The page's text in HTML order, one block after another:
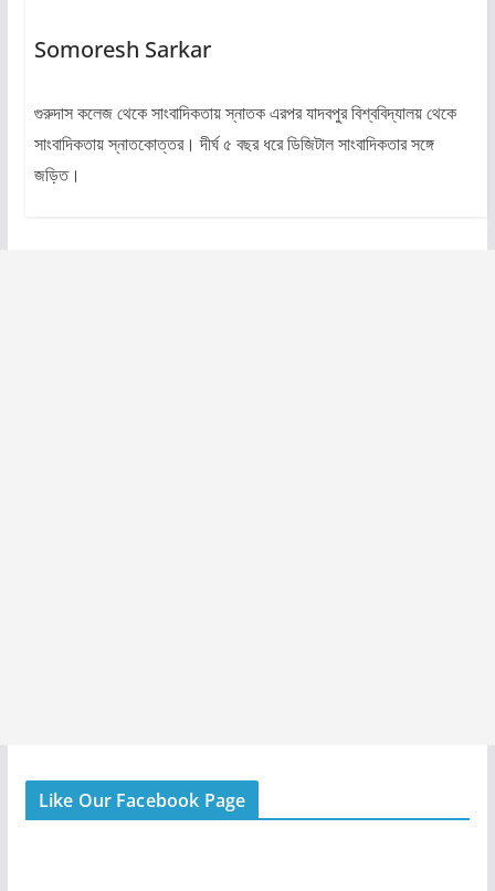
Somoresh Sarkar
গুরুদাস কলেজ থেকে সাংবাদিকতায় স্নাতক এরপর যাদবপুর বিশ্ববিদ্যালয় থেকে
সাংবাদিকতায় স্নাতকোত্তর। দীর্ঘ ৫ বছর ধরে ডিজিটাল সাংবাদিকতার সঙ্গে
জড়িত।
Like Our Facebook Page